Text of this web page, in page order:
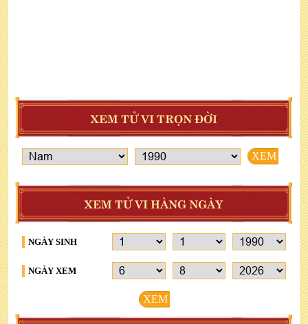
XEM TỬ VI TRỌN ĐỜI
XEM
XEM TỬ VI HÀNG NGÀY
NGÀY SINH
NGÀY XEM
XEM